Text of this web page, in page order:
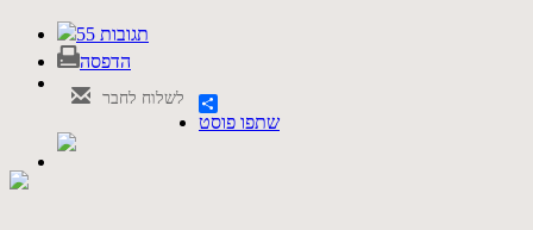
55 תגובות
הדפסה
לשלוח לחבר
שתפו פוסט